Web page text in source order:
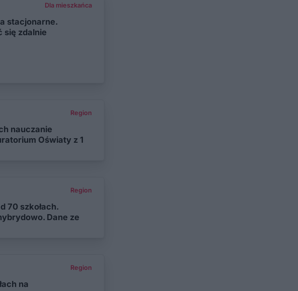
Dla mieszkańca
stacjonarne.
się zdalnie
Region
nauczanie
Oświaty z 1
Region
70 szkołach.
Dane ze
Region
na